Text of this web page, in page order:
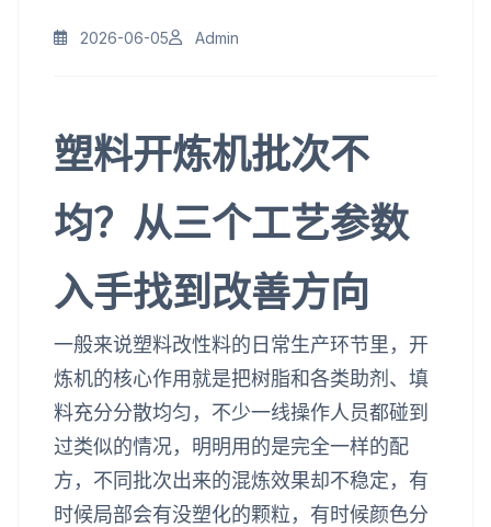
2026-06-05 Admin
塑料开炼机批次不
均？从三个工艺参数
入手找到改善方向
一般来说塑料改性料的日常生产环节里，开
炼机的核心作用就是把树脂和各类助剂、填
料充分分散均匀，不少一线操作人员都碰到
过类似的情况，明明用的是完全一样的配
方，不同批次出来的混炼效果却不稳定，有
时候局部会有没塑化的颗粒，有时候颜色分